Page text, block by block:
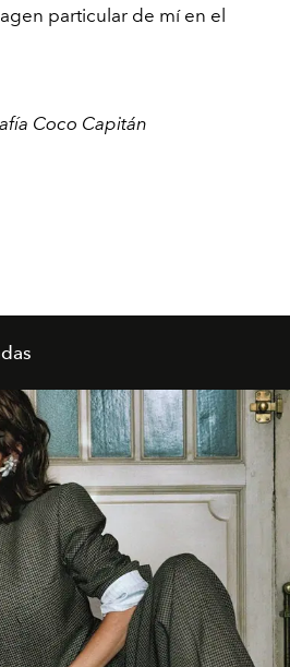
particular de mí en el
Coco Capitán